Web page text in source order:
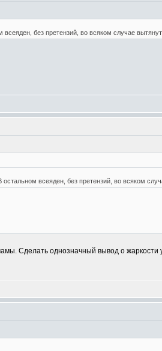
без претензий, во всяком случае
всеяден, без претензий, во всяком
Сделать однозначный вывод о